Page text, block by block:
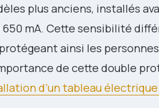
plus anciens, installés
650 mA. Cette sensibilité
ainsi les
de cette double
d’un tableau